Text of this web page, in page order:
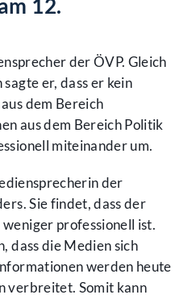
12.
der ÖVP. Gleich
er, dass er kein
dem Bereich
aus dem Bereich Politik
miteinander um.
der
Sie findet, dass der
professionell ist.
dass die Medien sich
werden heute
verbreitet. Somit kann